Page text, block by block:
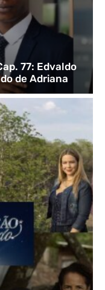
77: Edvaldo
de Adriana